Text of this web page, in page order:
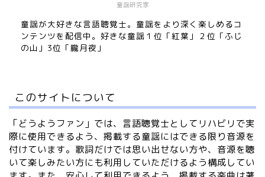
童謡研究家
童謡が大好きな言語聴覚士。童謡をより深く楽しめるコ
ンテンツを配信中。好きな童謡１位「紅葉」２位「ふじ
の山」3位「朧月夜」
このサイトについて
「どうようファン」では、言語聴覚士としてリハビリで実
際に使用できるよう、掲載する童謡にはできる限り音源を
付けています。歌詞だけでは思い出せない方や、音源を聴
いて楽しみたい方にも利用していただけるよう構成してい